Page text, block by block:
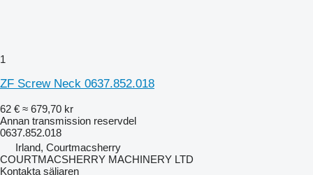
1
ZF Screw Neck 0637.852.018
62 € ≈ 679,70 kr
Annan transmission reservdel
0637.852.018
Irland, Courtmacsherry
COURTMACSHERRY MACHINERY LTD
Kontakta säljaren